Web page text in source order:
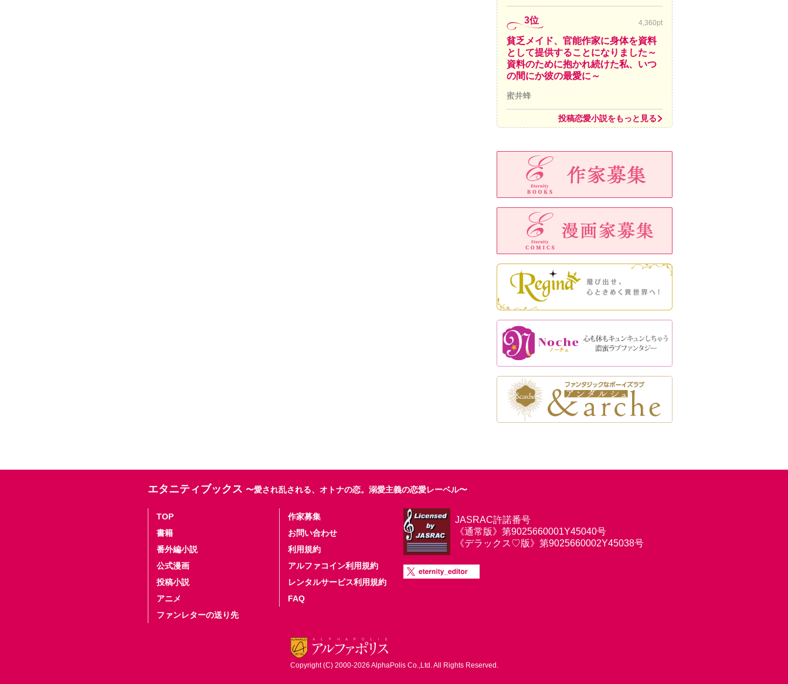
3位 4,360pt
貧乏メイド、官能作家に身体を資料
として提供することになりました～
資料のために抱かれ続けた私、いつ
の間にか彼の最愛に～
蜜井蜂
投稿恋愛小説をもっと見る
エタニティブックス 〜愛され乱される、オトナの恋。溺愛主義の恋愛レーベル〜
TOP
書籍
番外編小説
公式漫画
投稿小説
アニメ
ファンレターの送り先
作家募集
お問い合わせ
利用規約
アルファコイン利用規約
レンタルサービス利用規約
FAQ
JASRAC許諾番号
《通常版》第9025660001Y45040号
《デラックス♡版》第9025660002Y45038号
Copyright (C) 2000-2026 AlphaPolis Co.,Ltd. All Rights Reserved.